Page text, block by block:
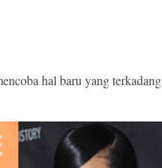
hal baru yang terkadang